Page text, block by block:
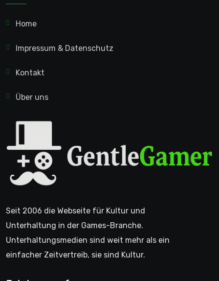
Home
Impressum & Datenschutz
Kontakt
Über uns
Seit 2006 die Webseite für Kultur und
Unterhaltung in der Games-Branche.
Unterhaltungsmedien sind weit mehr als ein
einfacher Zeitvertreib, sie sind Kultur.